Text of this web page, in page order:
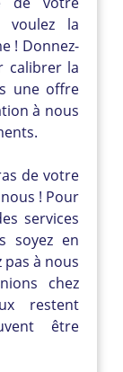
voulez la
! Donnez-
calibrer la
une offre
à nous
de votre
! Pour
services
soyez en
pas à nous
chez
restent
être